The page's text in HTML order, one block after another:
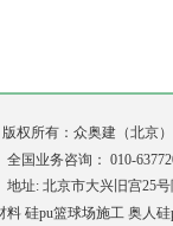
版权所有：众奥建（北京
全国业务咨询： 010-
地址: 北京市大兴旧宫25
料 硅pu篮球场施工奥人硅